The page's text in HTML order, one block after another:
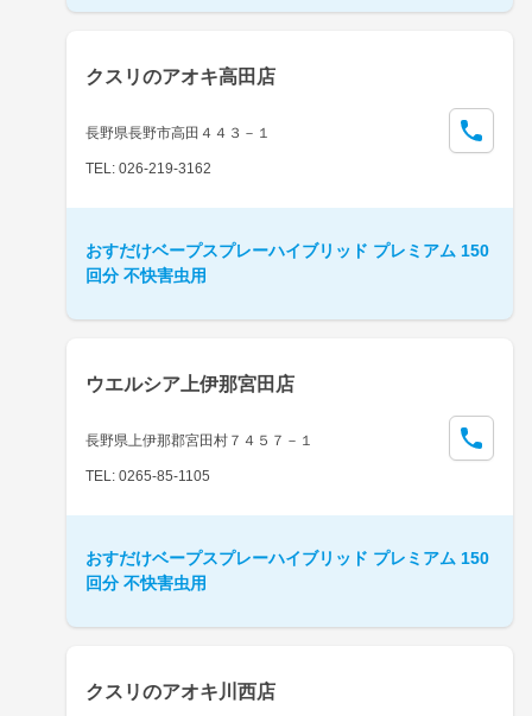
クスリのアオキ高田店
長野県長野市高田４４３－１
TEL: 026-219-3162
おすだけベープスプレーハイブリッド プレミアム 150
回分 不快害虫用
ウエルシア上伊那宮田店
長野県上伊那郡宮田村７４５７－１
TEL: 0265-85-1105
おすだけベープスプレーハイブリッド プレミアム 150
回分 不快害虫用
クスリのアオキ川西店